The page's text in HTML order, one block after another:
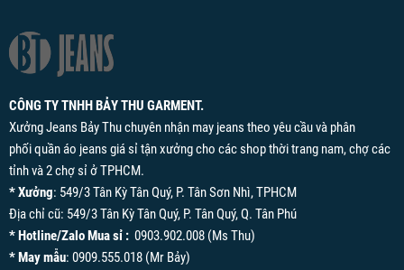
CÔNG TY TNHH BẢY THU GARMENT.
Xưởng Jeans Bảy Thu chuyên nhận may jeans theo yêu cầu và phân
phối quần áo jeans giá sỉ tận xưởng cho các shop thời trang nam, chợ các
tỉnh và 2 chợ sỉ ở TPHCM.
* Xưởng: 549/3 Tân Kỳ Tân Quý, P. Tân Sơn Nhì, TPHCM
Địa chỉ cũ: 549/3 Tân Kỳ Tân Quý, P. Tân Quý, Q. Tân Phú
* Hotline/Zalo Mua sỉ : 0903.902.008 (Ms Thu)
* May mẫu: 0909.555.018 (Mr Bảy)